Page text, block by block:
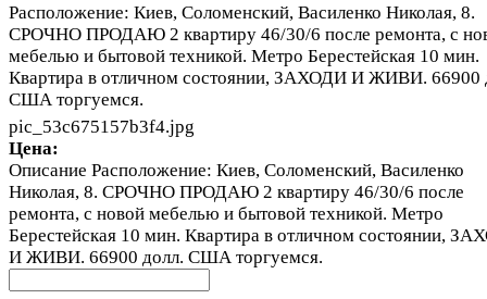
Расположение: Киев, Соломенский, Василенко Николая, 8.
СРОЧНО ПРОДАЮ 2 квартиру 46/30/6 после ремонта, с
мебелью и бытовой техникой. Метро Берестейская 10 мин.
Квартира в отличном состоянии, ЗАХОДИ И ЖИВИ. 66900
США торгуемся.
pic_53c675157b3f4.jpg
Цена:
Описание Расположение: Киев, Соломенский, Василенко
Николая, 8. СРОЧНО ПРОДАЮ 2 квартиру 46/30/6 после
ремонта, с новой мебелью и бытовой техникой. Метро
Берестейская 10 мин. Квартира в отличном состоянии,
И ЖИВИ. 66900 долл. США торгуемся.